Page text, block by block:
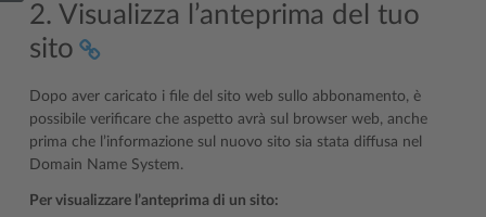
2. Visualizza l’anteprima del tuo
sito
Dopo aver caricato i file del sito web sullo abbonamento, è
possibile verificare che aspetto avrà sul browser web, anche
prima che l’informazione sul nuovo sito sia stata diffusa nel
Domain Name System.
Per visualizzare l’anteprima di un sito: